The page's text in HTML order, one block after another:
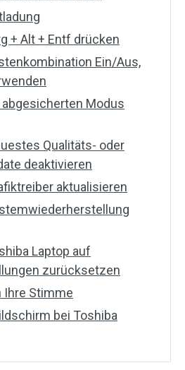
+ Alt + Entf drücken
Ein/Aus,
Modus
Qualitäts- oder
deaktivieren
aktualisieren
Laptop auf
zurücksetzen
Ihre Stimme
bei Toshiba